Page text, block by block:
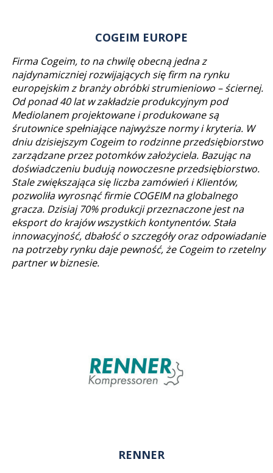
COGEIM EUROPE
Firma Cogeim, to na chwilę obecną jedna z
najdynamiczniej rozwijających się firm na rynku
europejskim z branży obróbki strumieniowo – ściernej.
Od ponad 40 lat w zakładzie produkcyjnym pod
Mediolanem projektowane i produkowane są
śrutownice spełniające najwyższe normy i kryteria. W
dniu dzisiejszym Cogeim to rodzinne przedsiębiorstwo
zarządzane przez potomków założyciela. Bazując na
doświadczeniu budują nowoczesne przedsiębiorstwo.
Stale zwiększająca się liczba zamówień i Klientów,
pozwoliła wyrosnąć firmie COGEIM na globalnego
gracza. Dzisiaj 70% produkcji przeznaczone jest na
eksport do krajów wszystkich kontynentów. Stała
innowacyjność, dbałość o szczegóły oraz odpowiadanie
na potrzeby rynku daje pewność, że Cogeim to rzetelny
partner w biznesie.
RENNER